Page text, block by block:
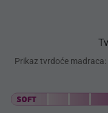
Prikaz tvrdoće